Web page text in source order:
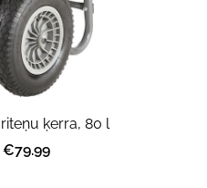
ķerra, 80 l
€79.99